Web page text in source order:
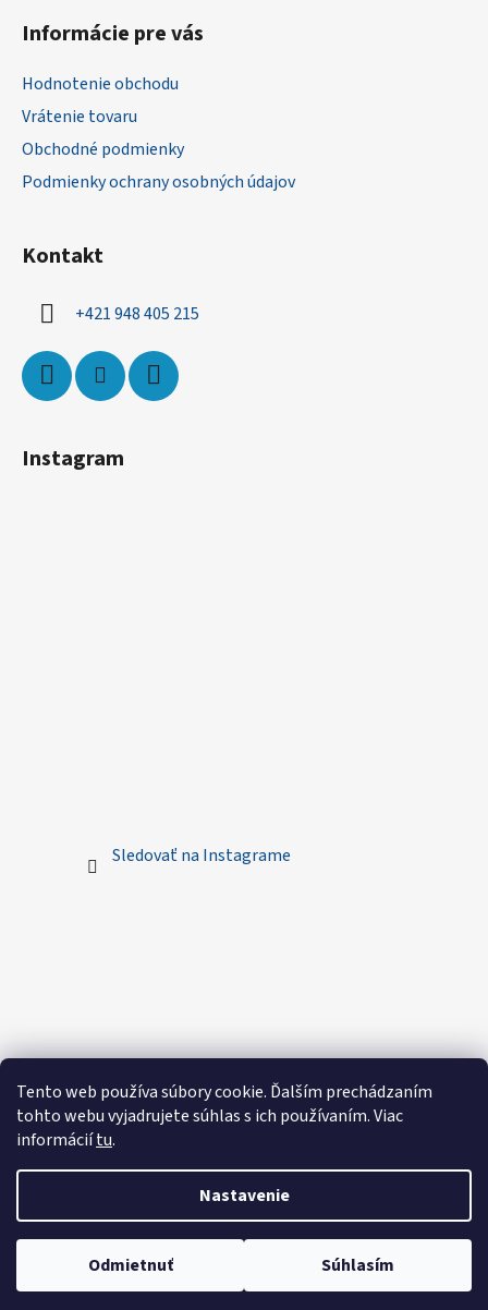
Tento web používa súbory cookie. Ďalším prechádzaním
tohto webu vyjadrujete súhlas s ich používaním. Viac
informáciítu.
Nastavenie
Odmietnuť Súhlasím
Informácie pre vás
Hodnotenie obchodu
Vrátenie tovaru
Obchodné podmienky
Podmienky ochrany osobných údajov
Kontakt
+421 948 405 215
Instagram
Sledovať na Instagrame
Vytvoril Shoptet
Copyright 2026Royal Sewings - Handmade oblečenie
Všetky práva vyhradené.